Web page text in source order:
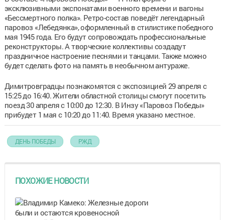
эксклюзивными экспонатами военного времени и вагоны
«Бессмертного полка». Ретро-состав поведёт легендарный
паровоз «Лебедянка», оформленный в стилистике победного
мая 1945 года. Его будут сопровождать профессиональные
реконструкторы. А творческие коллективы создадут
праздничное настроение песнями и танцами. Также можно
будет сделать фото на память в необычном антураже.
Димитровградцы познакомятся с экспозицией 29 апреля с
15:25 до 16:40. Жители областной столицы смогут посетить
поезд 30 апреля с 10:00 до 12:30. В Инзу «Паровоз Победы»
прибудет 1 мая с 10:20 до 11:40. Время указано местное.
ДЕНЬ ПОБЕДЫ РЖД
ПОХОЖИЕ НОВОСТИ